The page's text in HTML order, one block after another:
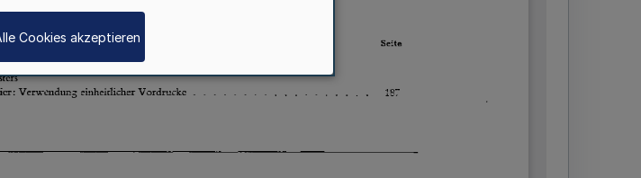
Cookies akzeptieren